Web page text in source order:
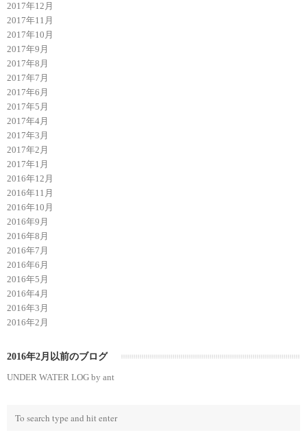
2017年12月
2017年11月
2017年10月
2017年9月
2017年8月
2017年7月
2017年6月
2017年5月
2017年4月
2017年3月
2017年2月
2017年1月
2016年12月
2016年11月
2016年10月
2016年9月
2016年8月
2016年7月
2016年6月
2016年5月
2016年4月
2016年3月
2016年2月
2016年2月以前のブログ
UNDER WATER LOG by ant